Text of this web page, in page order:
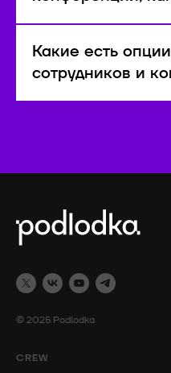
Какие есть
сотрудников и
© 2025 Podlodka
CREW